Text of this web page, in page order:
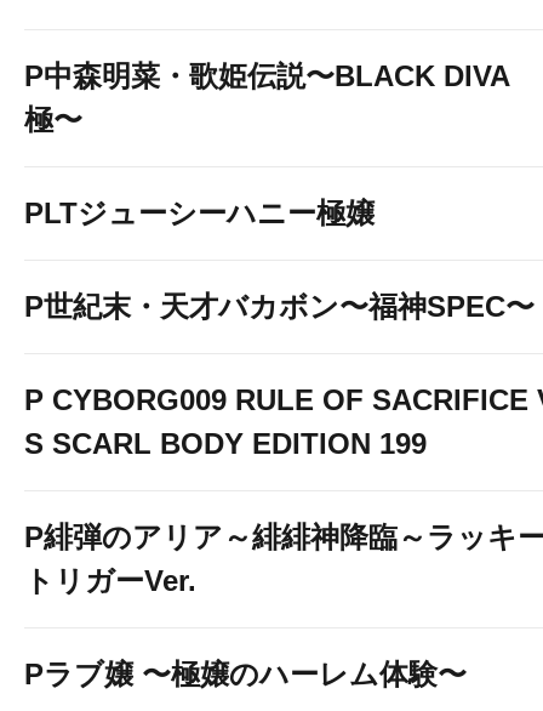
P中森明菜・歌姫伝説〜BLACK DIVA
極〜
PLTジューシーハニー極嬢
P世紀末・天才バカボン〜福神SPEC〜
P CYBORG009 RULE OF SACRIFICE
S SCARL BODY EDITION 199
P緋弾のアリア～緋緋神降臨～ラッキ
トリガーVer.
Pラブ嬢 〜極嬢のハーレム体験〜